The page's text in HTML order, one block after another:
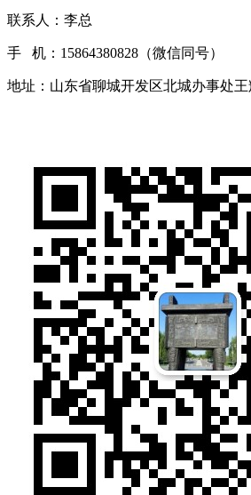
联系人：李总
手 机：15864380828（微信同号）
地址：山东省聊城开发区北城办事处